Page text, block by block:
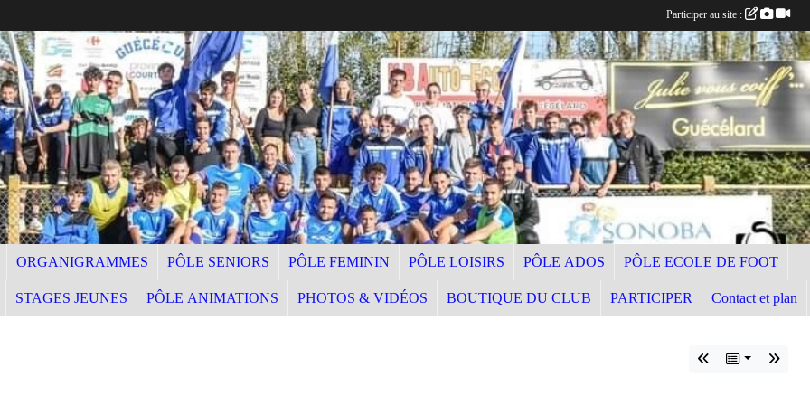
ORGANIGRAMMES PÔLE SENIORS PÔLE FEMININ PÔLE LOISIRS PÔLE ADOS PÔLE ECOLE DE FOOT
STAGES JEUNES PÔLE ANIMATIONS PHOTOS & VIDÉOS BOUTIQUE DU CLUB PARTICIPER Contact et plan
Participer au site :